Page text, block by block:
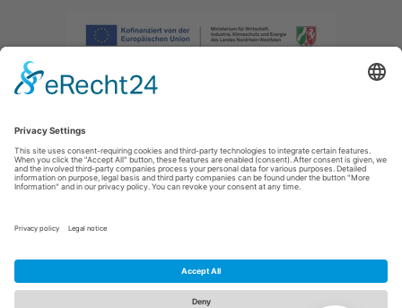
Afdruk |Privacybeleid|Verklaring van toegankelijkheid
E: info@sauerland.com